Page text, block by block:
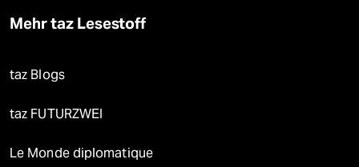
Mehr taz Lesestoff
taz Blogs
taz FUTURZWEI
Le Monde diplomatique